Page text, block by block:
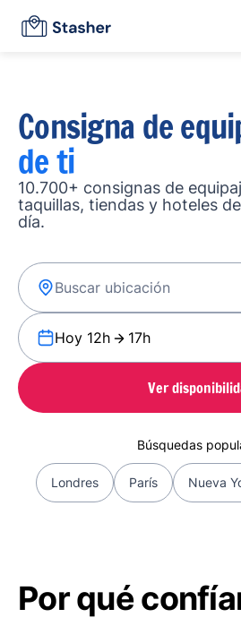
Consigna de
de ti
10.700+ consignas de
taquillas, tiendas y hoteles
día.
Hoy 12h 17h
Ver
Búsquedas
Londres París Nueva
Por qué